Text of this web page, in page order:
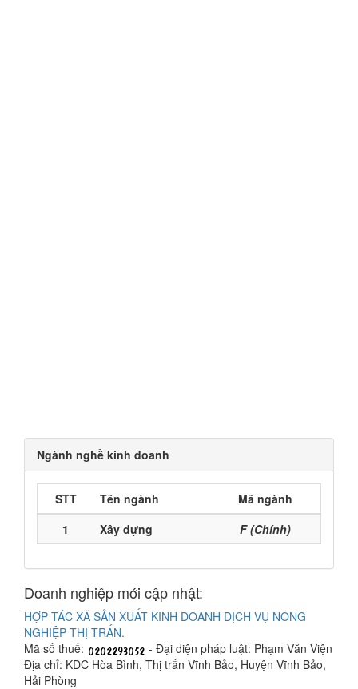
Ngành nghề kinh doanh
STT Tên ngành
Mã ngành
1
Xây dựng F (Chính)
Doanh nghiệp mới cập nhật:
HỢP TÁC XÃ SẢN XUẤT KINH DOANH DỊCH VỤ NÔNG
NGHIỆP THỊ TRẤN.
Mã số thuế:
- Đại diện pháp luật: Phạm Văn Viện
Địa chỉ: KDC Hòa Bình, Thị trấn Vĩnh Bảo, Huyện Vĩnh Bảo,
Hải Phòng